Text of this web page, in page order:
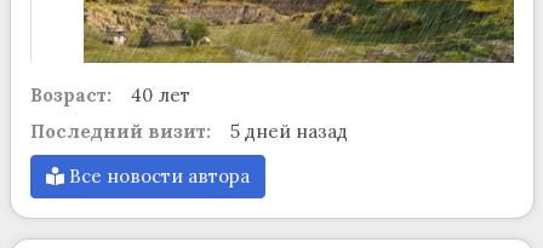
Возраст:
40 лет
Последний визит:
5 дней назад
Все новости автора